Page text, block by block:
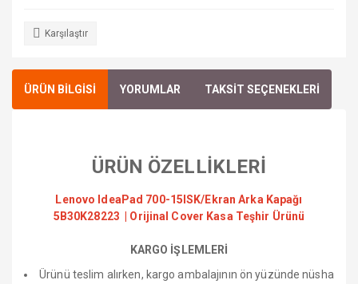
Karşılaştır
ÜRÜN BİLGİSİ YORUMLAR TAKSİT SEÇENEKLERİ
ÜRÜN ÖZELLİKLERİ
Lenovo IdeaPad 700-15ISK/Ekran Arka Kapağı
5B30K28223 | Orijinal Cover Kasa Teşhir Ürünü
KARGO İŞLEMLERİ
Ürünü teslim alırken, kargo ambalajının ön yüzünde nüsha